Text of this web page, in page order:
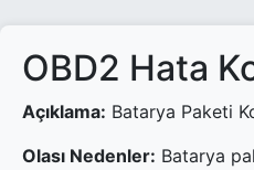
OBD2 Hata
Açıklama: Batarya Paketi
Olası Nedenler: Batarya